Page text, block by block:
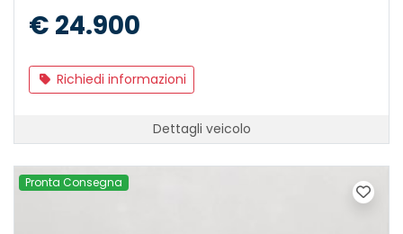
€ 24.900
Richiedi informazioni
Dettagli veicolo
Pronta Consegna